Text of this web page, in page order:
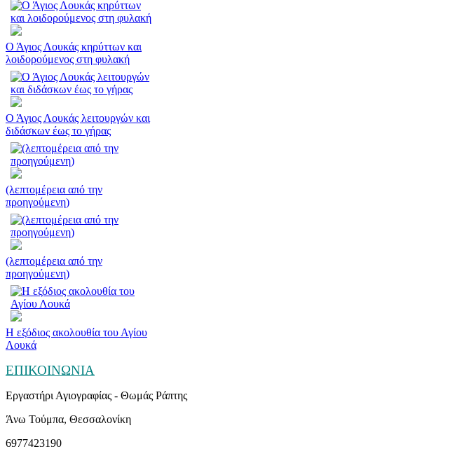
Ο Άγιος Λουκάς κηρύττων και
λοιδορούμενος στη φυλακή
Ο Άγιος Λουκάς λειτουργών και
διδάσκων έως το γήρας
(λεπτομέρεια από την
προηγούμενη)
(λεπτομέρεια από την
προηγούμενη)
Η εξόδιος ακολουθία του Αγίου
Λουκά
ΕΠΙΚΟΙΝΩΝΙΑ
Εργαστήρι Αγιογραφίας - Θωμάς Ράπτης
Άνω Τούμπα, Θεσσαλονίκη
6977423190